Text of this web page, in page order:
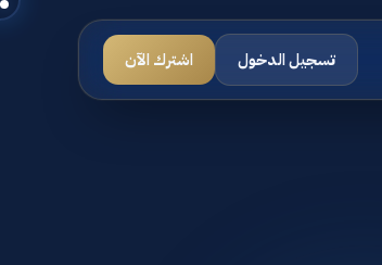
تسجيل الدخول اشترك الآن